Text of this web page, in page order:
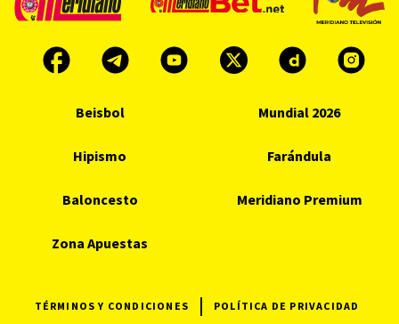
Beisbol Mundial 2026
Hipismo Farándula
Baloncesto Meridiano Premium
Zona Apuestas
TÉRMINOS Y CONDICIONES POLÍTICA DE PRIVACIDAD